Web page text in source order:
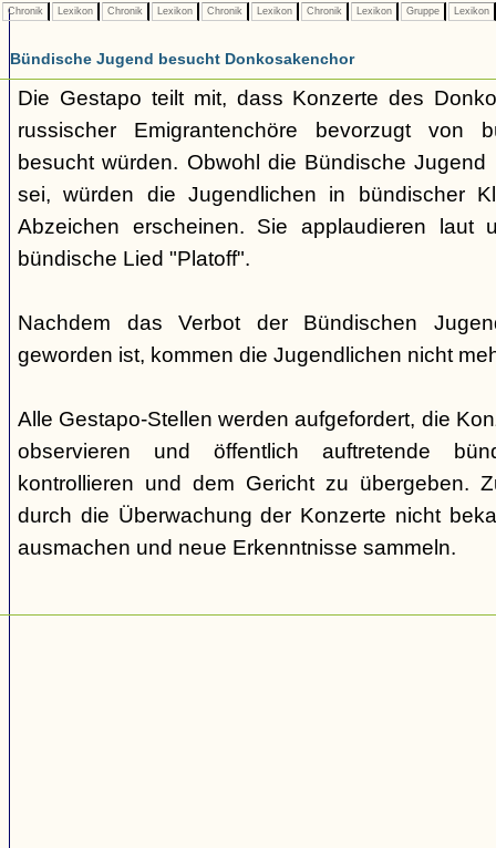
Chronik Lexikon Chronik Lexikon Chronik Lexikon Chronik Lexikon Gruppe Lexikon
Bündische Jugend besucht Donkosakenchor
Die Gestapo teilt mit, dass Konzerte des
russischer Emigrantenchöre bevorzugt von
besucht würden. Obwohl die Bündische Jugend
sei, würden die Jugendlichen in bündischer
Abzeichen erscheinen. Sie applaudieren laut
bündische Lied "Platoff".
Nachdem das Verbot der Bündischen
geworden ist, kommen die Jugendlichen nicht
Alle Gestapo-Stellen werden aufgefordert, die
observieren und öffentlich auftretende
kontrollieren und dem Gericht zu übergeben.
durch die Überwachung der Konzerte nicht
ausmachen und neue Erkenntnisse sammeln.